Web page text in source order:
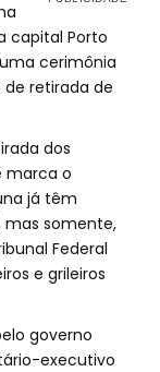
capital Porto
cerimônia
retirada de
dos
marca o
já têm
mas somente,
Federal
e grileiros
governo
executivo